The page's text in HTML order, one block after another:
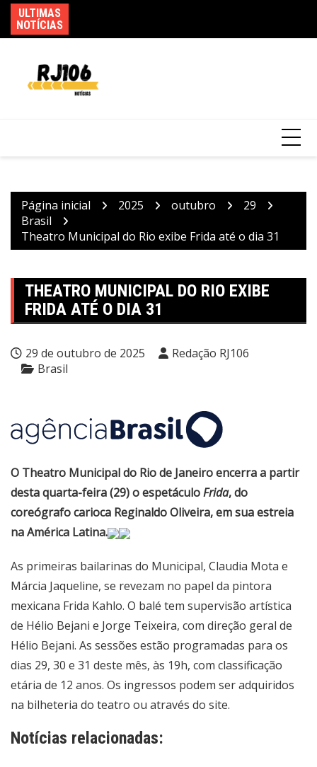
para
o
ULTIMAS
NOTÍCIAS
Federação PSOL-Rede oficializa apoio à
Página inicial 2025 outubro
29
Brasil
Theatro Municipal do Rio exibe Frida até o dia 31
THEATRO MUNICIPAL DO RIO EXIBE
FRIDA ATÉ O DIA 31
29 de outubro de 2025
Redação RJ106
Brasil
O Theatro Municipal do Rio de Janeiro encerra a partir
desta quarta-feira (29) o espetáculoFrida, do
coreógrafo carioca Reginaldo Oliveira, em sua estreia
na América Latina.
As primeiras bailarinas do Municipal, Claudia Mota e
Márcia Jaqueline, se revezam no papel da pintora
mexicana Frida Kahlo. O balé tem supervisão artística
de Hélio Bejani e Jorge Teixeira, com direção geral de
Hélio Bejani. As sessões estão programadas para os
dias 29, 30 e 31 deste mês, às 19h, com classificação
etária de 12 anos. Os ingressos podem ser adquiridos
na bilheteria do teatro ou através do site.
Notícias relacionadas: